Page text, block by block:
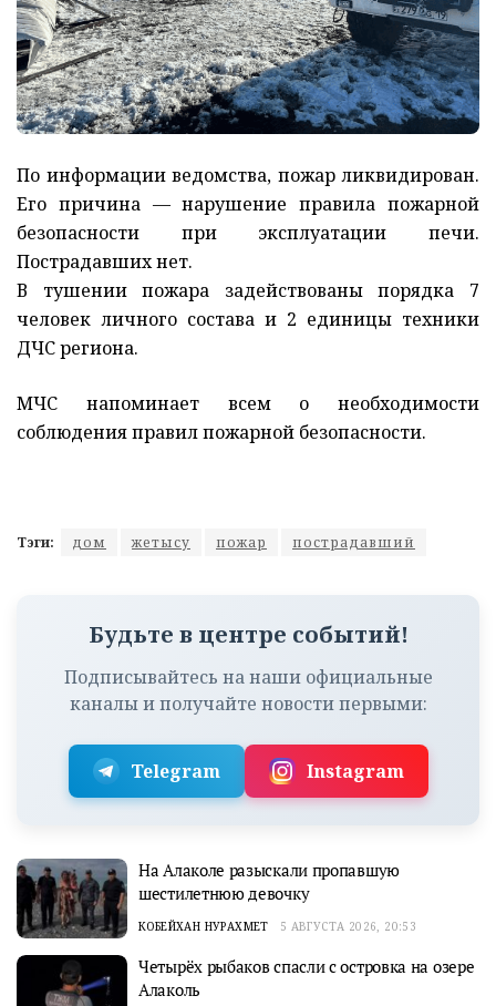
По информации ведомства, пожар ликвидирован.
Его причина — нарушение правила пожарной
безопасности при эксплуатации печи.
Пострадавших нет.
В тушении пожара задействованы порядка 7
человек личного состава и 2 единицы техники
ДЧС региона.
МЧС напоминает всем о необходимости
соблюдения правил пожарной безопасности.
Тэги: дом жетысу пожар пострадавший
Будьте в центре событий!
Подписывайтесь на наши официальные
каналы и получайте новости первыми:
Telegram Instagram
На Алаколе разыскали пропавшую
шестилетнюю девочку
КОБЕЙХАН НУРАХМЕТ 5 АВГУСТА 2026, 20:53
Четырёх рыбаков спасли с островка на озере
Алаколь